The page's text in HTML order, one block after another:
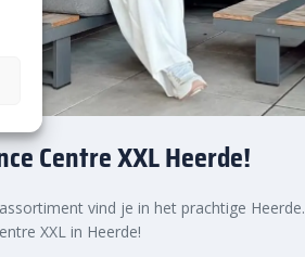
Centre XXL Heerde!
vind je in het prachtige Heerde.
XXL in Heerde!